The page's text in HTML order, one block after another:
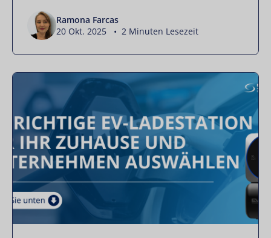
Ramona Farcas
20 Okt. 2025 • 2 Minuten Lesezeit